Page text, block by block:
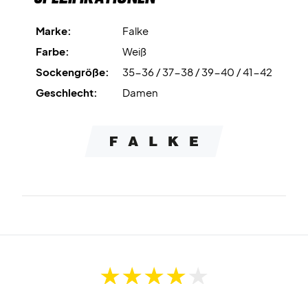
perfekt für lange Einsätze auf Sand- und Hallenplätzen.
Spiele mit Stabilität und Komfort – bestelle deine Falke
TE4 Socken noch heute!
Farbe: Weiß.
Marke:
Falke
Farbe:
Weiß
Sockengröße:
35-36 / 37-38 / 39-40 / 41-42
Geschlecht:
Damen